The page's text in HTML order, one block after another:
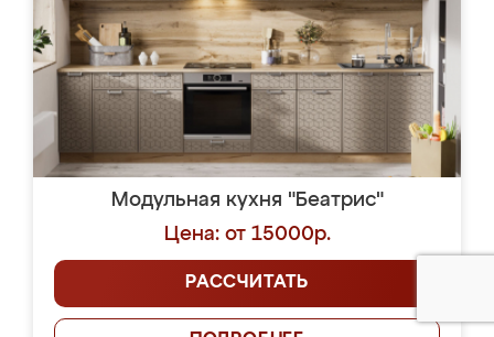
Модульная кухня "Беатрис"
Цена: от 15000р.
РАССЧИТАТЬ